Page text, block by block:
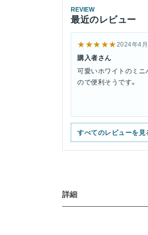
REVIEW
最近のレビュー
★★★★★2024年4
購入者さん
可愛いホワイトのミニ
ので便利そうです。
すべてのレビューを見
詳細